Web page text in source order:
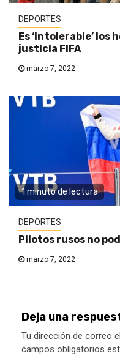
DEPORTES
Es ‘intolerable’ los
justicia FIFA
marzo 7, 2022
1 minuto de lectura
DEPORTES
Pilotos rusos no
marzo 7, 2022
Deja una
Tu dirección de correo
campos obligatorios